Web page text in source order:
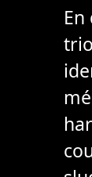
En